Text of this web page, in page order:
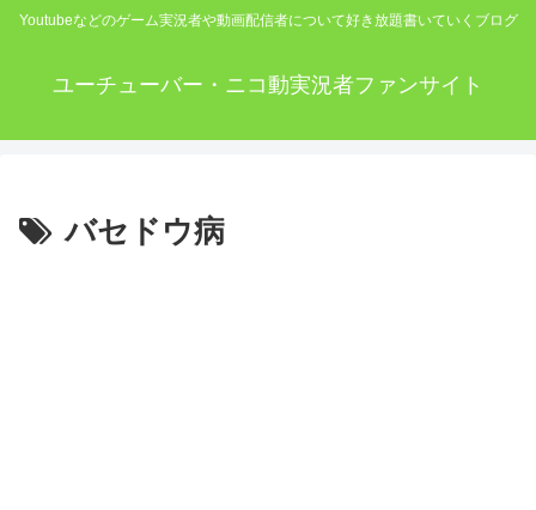
Youtubeなどのゲーム実況者や動画配信者について好き放題書いていくブログ
ユーチューバー・ニコ動実況者ファンサイト
バセドウ病